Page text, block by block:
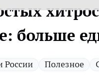
больше
России Полезное